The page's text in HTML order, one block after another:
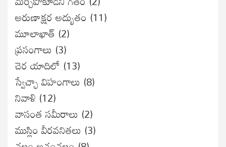
అరుణాక్షర అద్భుతం (11)
మూలాఖాత్ (2)
ప్రసంగాలు (3)
చెర యాదిలో (13)
స్వేచ్ఛా విహంగాలు (8)
నివాళి (12)
వాసంత సమీరాలు (2)
ముస్లిం వీరవనితలు (3)